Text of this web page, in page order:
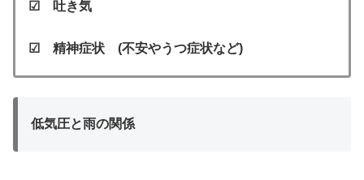
☑ 吐き気
☑ 精神症状 (不安やうつ症状など)
低気圧と雨の関係